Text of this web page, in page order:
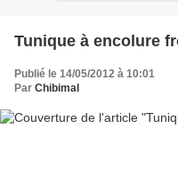
Tunique à encolure
Publié le 14/05/2012 à 10:01
Par Chibimal